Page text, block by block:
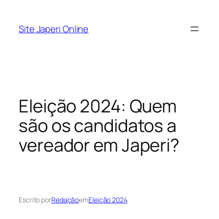
Site Japeri Online
Eleição 2024: Quem
são os candidatos a
vereador em Japeri?
Escrito porRedaçãoemEleição 2024